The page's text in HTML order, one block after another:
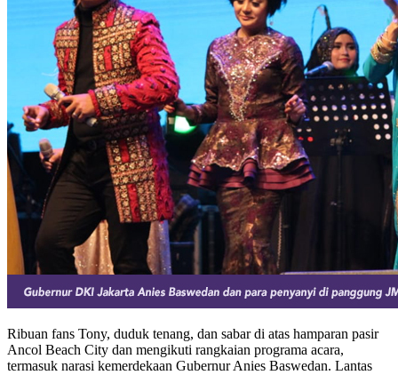
Ribuan fans Tony, duduk tenang, dan sabar di atas hamparan pasir
Ancol Beach City dan mengikuti rangkaian programa acara,
termasuk narasi kemerdekaan Gubernur Anies Baswedan. Lantas